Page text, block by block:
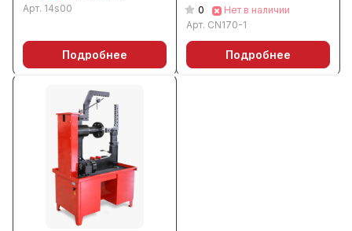
Арт. 14s00
Подробнее
0
Нет в наличии
Арт. CN170-1
Подробнее